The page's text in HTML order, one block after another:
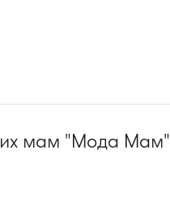
мам "Мода Мам"